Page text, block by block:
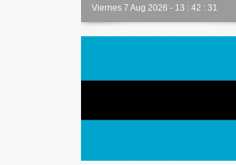
Viernes 7 Aug 2026 - 13 : 42 : 32
Alicante Actualidad